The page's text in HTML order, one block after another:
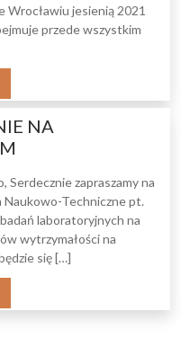
Wrocławiu jesienią 2021
przede wszystkim
NA
Serdecznie zapraszamy na
Naukowo-Techniczne pt.
laboratoryjnych na
wytrzymałości na
się […]